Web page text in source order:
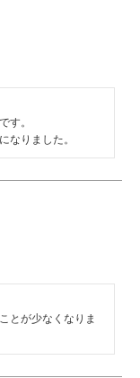
す。
なりました。
とが少なくなりま